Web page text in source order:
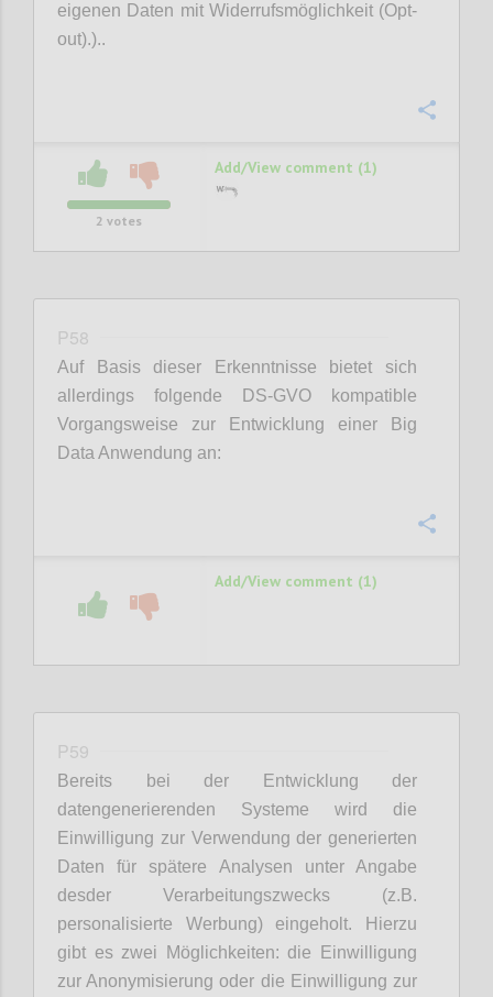
eigenen Daten mit Widerrufsmöglichkeit (Opt-
out).)..
2 votes
Add/View comment (1)
P58
Auf Basis dieser Erkenntnisse bietet sich
allerdings folgende DS-GVO kompatible
Vorgangsweise zur Entwicklung einer Big
Data Anwendung an:
Add/View comment (1)
P59
Bereits bei der Entwicklung der
datengenerierenden Systeme wird die
Einwilligung zur Verwendung der generierten
Daten für spätere Analysen unter Angabe
desder Verarbeitungszwecks (z.B.
personalisierte Werbung) eingeholt. Hierzu
gibt es zwei Möglichkeiten: die Einwilligung
zur Anonymisierung oder die Einwilligung zur